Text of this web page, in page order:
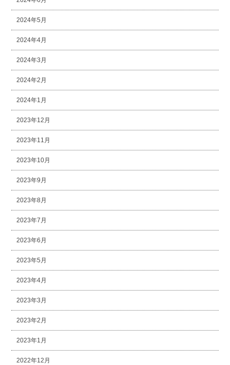
2024年5月
2024年4月
2024年3月
2024年2月
2024年1月
2023年12月
2023年11月
2023年10月
2023年9月
2023年8月
2023年7月
2023年6月
2023年5月
2023年4月
2023年3月
2023年2月
2023年1月
2022年12月